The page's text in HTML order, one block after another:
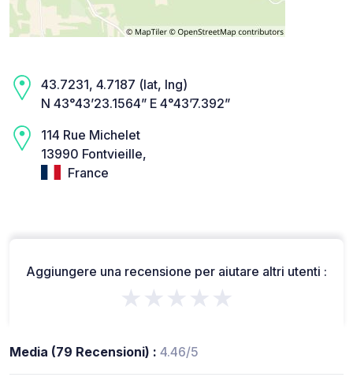
43.7231, 4.7187 (lat, lng)
N 43°43’23.1564” E 4°43’7.392”
114 Rue Michelet
13990 Fontvieille,
France
Aggiungere una recensione per aiutare altri utenti :
★★★★★
Media (79 Recensioni) : 4.46/5